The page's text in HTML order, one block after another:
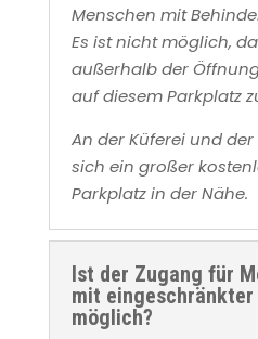
Menschen mit
Es ist nicht möglich,
außerhalb der
auf diesem Parkplatz
An der Küferei und
sich ein großer
Parkplatz in der Nähe.
Ist der Zugang für
mit
möglich?